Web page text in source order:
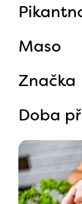
Maso
Značka
Doba